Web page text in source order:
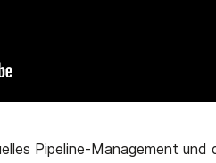
Pipeline-Management und